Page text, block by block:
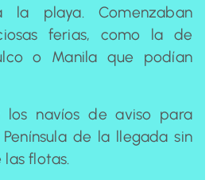
playa. Comenzaban
ferias, como la de
o Manila que podían
los navíos de aviso para
de la llegada sin
flotas.